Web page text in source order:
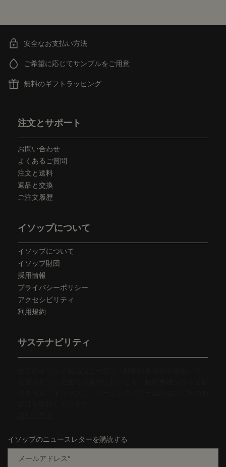
安全なお支払い方法
ご希望に応じてサンプルをご用意
無料のギフトラッピング
注文とサポート
お問い合わせ
よくあるご質問
注文と送料
返品と交換
ご注文履歴
イソップについて
イソップについて
イソップ財団
採用情報
プライバシーポリシー
アクセシビリティ
利用規約
サステナビリティ
イソップのニュースレターを購読する
メールアドレス*